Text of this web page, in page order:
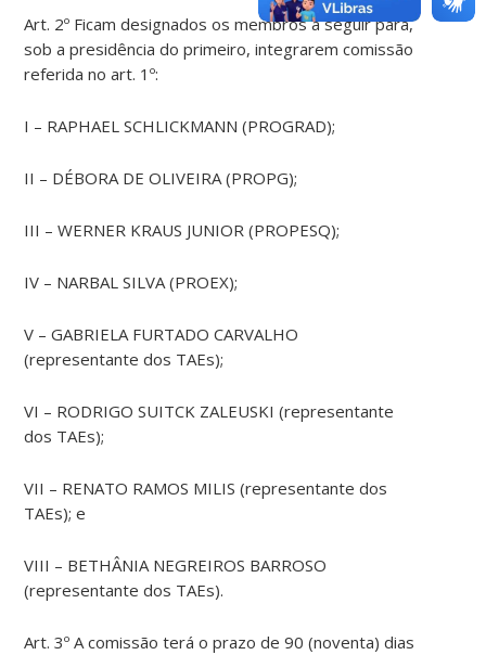
Art. 2º Ficam designados os membros a seguir para,
sob a presidência do primeiro, integrarem comissão
referida no art. 1º:
I – RAPHAEL SCHLICKMANN (PROGRAD);
II – DÉBORA DE OLIVEIRA (PROPG);
III – WERNER KRAUS JUNIOR (PROPESQ);
IV – NARBAL SILVA (PROEX);
V – GABRIELA FURTADO CARVALHO
(representante dos TAEs);
VI – RODRIGO SUITCK ZALEUSKI (representante
dos TAEs);
VII – RENATO RAMOS MILIS (representante dos
TAEs); e
VIII – BETHÂNIA NEGREIROS BARROSO
(representante dos TAEs).
Art. 3º A comissão terá o prazo de 90 (noventa) dias